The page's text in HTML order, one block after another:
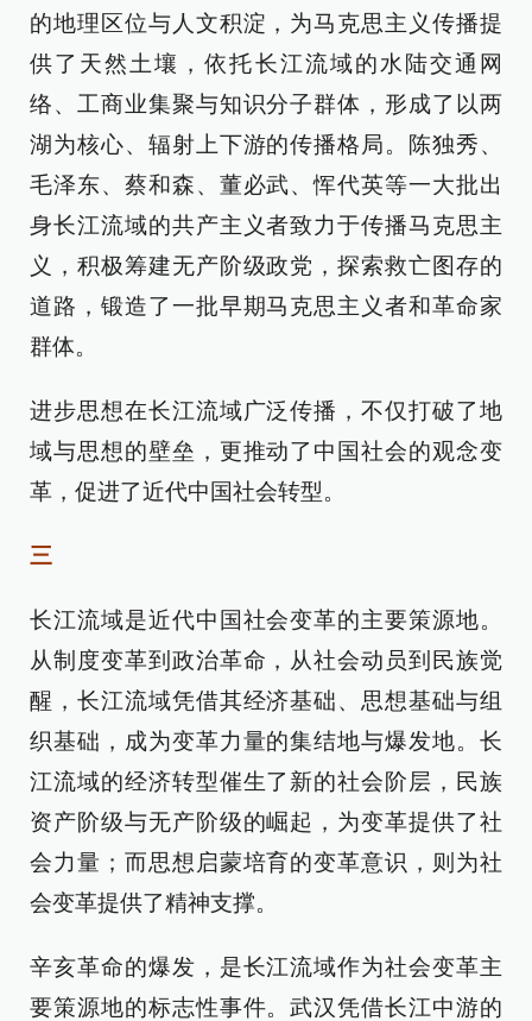
的地理区位与人文积淀，为马克思主义传播提
供了天然土壤，依托长江流域的水陆交通网
络、工商业集聚与知识分子群体，形成了以两
湖为核心、辐射上下游的传播格局。陈独秀、
毛泽东、蔡和森、董必武、恽代英等一大批出
身长江流域的共产主义者致力于传播马克思主
义，积极筹建无产阶级政党，探索救亡图存的
道路，锻造了一批早期马克思主义者和革命家
群体。
进步思想在长江流域广泛传播，不仅打破了地
域与思想的壁垒，更推动了中国社会的观念变
革，促进了近代中国社会转型。
三
长江流域是近代中国社会变革的主要策源地。
从制度变革到政治革命，从社会动员到民族觉
醒，长江流域凭借其经济基础、思想基础与组
织基础，成为变革力量的集结地与爆发地。长
江流域的经济转型催生了新的社会阶层，民族
资产阶级与无产阶级的崛起，为变革提供了社
会力量；而思想启蒙培育的变革意识，则为社
会变革提供了精神支撑。
辛亥革命的爆发，是长江流域作为社会变革主
要策源地的标志性事件。武汉凭借长江中游的